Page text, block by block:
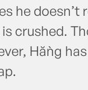
he
crushed.
Hằng